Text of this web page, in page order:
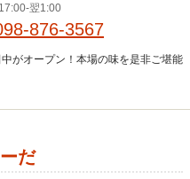
17:00-翌1:00
876-3567
がオープン！本場の味を是非ご堪能
だ